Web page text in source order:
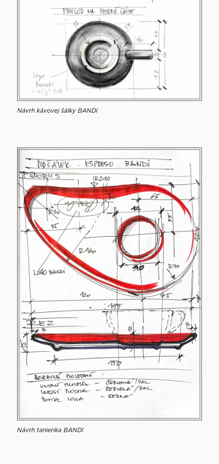
Návrh kávovej šálky BANDI
Návrh tanierika BANDI